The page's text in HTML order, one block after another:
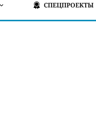
СПЕЦПРОЕКТЫ